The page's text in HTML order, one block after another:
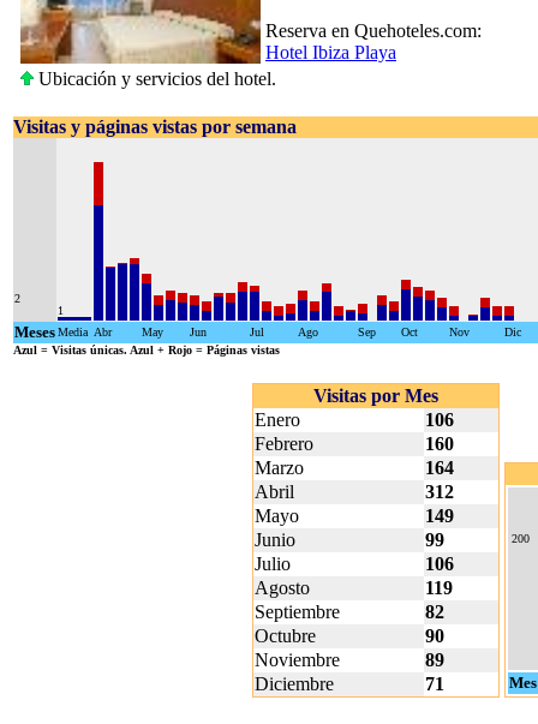
Reserva en Quehoteles.com:
Hotel Ibiza Playa
Ubicación y servicios del hotel.
Visitas y páginas vistas por semana
2
1
MesesMedia Abr May Jun Jul Ago Sep Oct Nov
Dic
Azul = Visitas únicas. Azul + Rojo = Páginas vistas
Visitas por Mes
Enero
106
Febrero
160
Marzo
164
Abril
312
Mayo
149
Junio
99
Julio
106
Agosto
119
Septiembre
82
Octubre
90
Noviembre
89
Diciembre
71
200
Mes